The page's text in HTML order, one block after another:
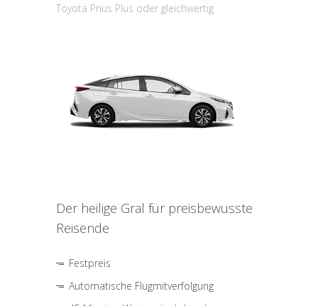
Toyota Prius Plus oder gleichwertig
Der heilige Gral für preisbewusste
Reisende
Festpreis
Automatische Flugmitverfolgung